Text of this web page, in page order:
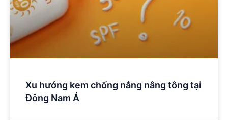
Xu hướng kem chống nắng nâng tông tại
Đông Nam Á